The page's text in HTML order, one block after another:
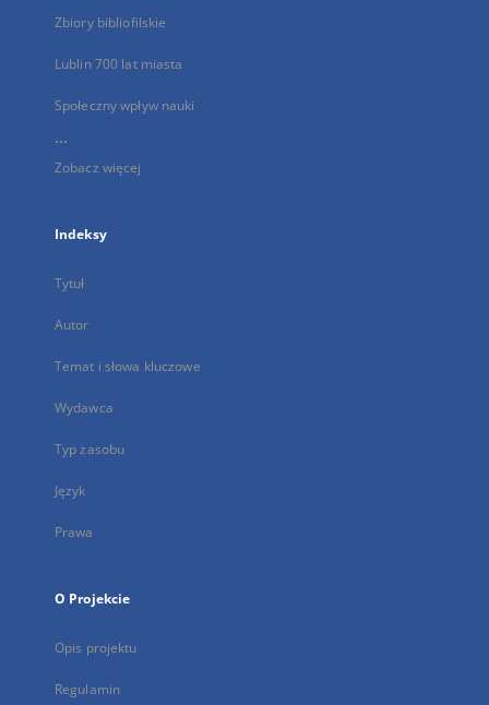
Zbiory bibliofilskie
Lublin 700 lat miasta
Społeczny wpływ nauki
...
Zobacz więcej
Indeksy
Tytuł
Autor
Temat i słowa kluczowe
Wydawca
Typ zasobu
Język
Prawa
O Projekcie
Opis projektu
Regulamin